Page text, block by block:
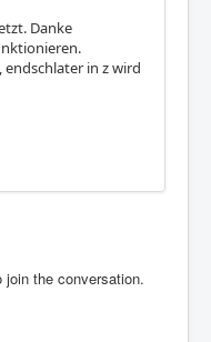
Danke
endschlater in z wird
join the conversation.